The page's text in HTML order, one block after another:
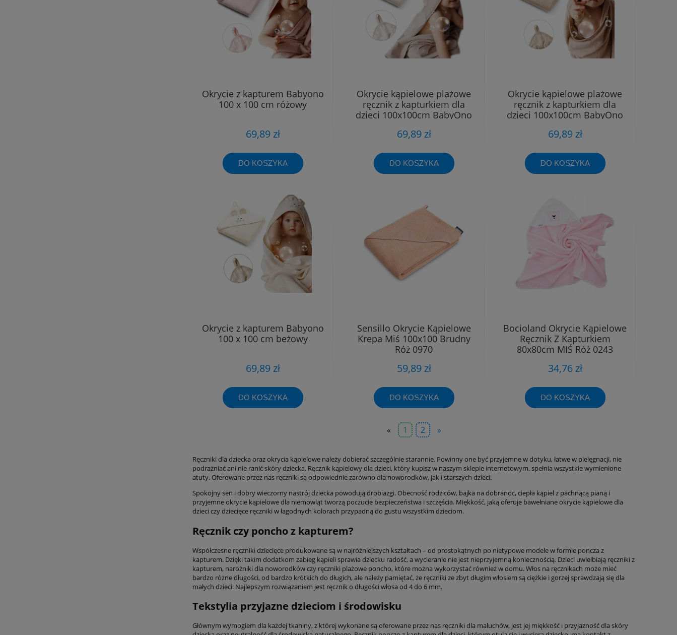
Okrycie z kapturem Babyono
100 x 100 cm różowy
69,89 zł
DO KOSZYKA
Okrycie kąpielowe plażowe
ręcznik z kapturkiem dla
dzieci 100x100cm BabyOno
69,89 zł
DO KOSZYKA
Okrycie kąpielowe plażowe
ręcznik z kapturkiem dla
dzieci 100x100cm BabyOno
69,89 zł
DO KOSZYKA
Okrycie z kapturem Babyono
100 x 100 cm beżowy
69,89 zł
DO KOSZYKA
Sensillo Okrycie Kąpielowe
Krepa Miś 100x100 Brudny
Róż 0970
59,89 zł
DO KOSZYKA
Bocioland Okrycie Kąpielowe
Ręcznik Z Kapturkiem
80x80cm MIŚ Róż 0243
34,76 zł
DO KOSZYKA
« 1 2 »
Ręczniki dla dziecka oraz okrycia kąpielowe należy dobierać szczególnie starannie. Powinny one być przyjemne w dotyku, łatwe w pielęgnacji, nie
podrażniać ani nie ranić skóry dziecka. Ręcznik kąpielowy dla dzieci, który kupisz w naszym sklepie internetowym, spełnia wszystkie wymienione
atuty. Oferowane przez nas ręczniki są odpowiednie zarówno dla noworodków, jak i starszych dzieci.
Spokojny sen i dobry wieczorny nastrój dziecka powodują drobiazgi. Obecność rodziców, bajka na dobranoc, ciepła kąpiel z pachnącą pianą i
przyjemne okrycie kąpielowe dla niemowląt tworzą poczucie bezpieczeństwa i szczęścia. Miękkość, jaką oferuje bawełniane okrycie kąpielowe dla
dzieci czy dziecięce ręczniki w łagodnych kolorach przypadną do gustu wszystkim dzieciom.
Ręcznik czy poncho z kapturem?
Współczesne ręczniki dziecięce produkowane są w najróżniejszych kształtach – od prostokątnych po nietypowe modele w formie poncza z
kapturem. Dzięki takim dodatkom zabieg kąpieli sprawia dziecku radość, a wycieranie nie jest nieprzyjemną koniecznością. Dzieci uwielbiają ręczniki z
kapturem, narożniki dla noworodków czy ręczniki plażowe poncho, które można wykorzystać również w domu. Włos na ręcznikach może mieć
bardzo różne długości, od bardzo krótkich do długich, ale należy pamiętać, że ręczniki ze zbyt długim włosiem są ciężkie i gorzej sprawdzają się dla
małych dzieci. Najlepszym rozwiązaniem jest ręcznik o długości włosa od 4 do 6 mm.
Tekstylia przyjazne dzieciom i środowisku
Głównym wymogiem dla każdej tkaniny, z której wykonane są oferowane przez nas ręczniki dla maluchów, jest jej miękkość i przyjazność dla skóry